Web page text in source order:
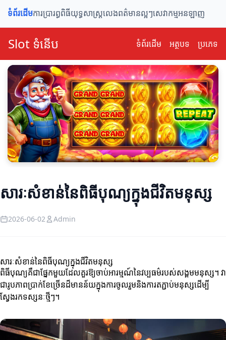
ទំព័រដើមការប្រារព្ធពិធីយុទ្ធសាស្ត្រលេងពត៌មានល្អៗសេវាកម្មអនឡាញ
Slot ទំនើប ទំព័រ​ដើម អត្ថបទ ប្រភេទ
សារៈសំខាន់នៃពិធីបុណ្យក្នុងជីវិតមនុស្ស
2026-06-02 Admin
សារៈសំខាន់នៃពិធីបុណ្យក្នុងជីវិតមនុស្ស
ពិធីបុណ្យគឺជាផ្នែកមួយដែលគួរឱ្យចាប់អារម្មណ៍នៃវប្បធម៌របស់សង្គមមនុស្ស។ វា
ជារូបភាពប្រាក់ខែច្រើនដ៏មានន័យក្នុងការចូលរួមនិងការតភ្ជាប់មនុស្សដើម្បី
ស្វែងរកទស្សនៈថ្មីៗ។